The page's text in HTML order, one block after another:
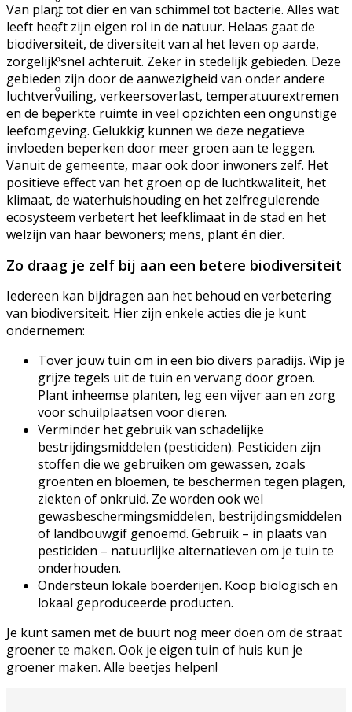
Excursie aanvragen
Lid worden en meedoen?
Meldpunt Natuur
Route naar 't Wikveld
Empel
Route naar BBS Nieuw
Zuid
Uw privacy
Van plant tot dier en van schimmel tot bacterie. Alles wat
leeft heeft zijn eigen rol in de natuur. Helaas gaat de
biodiversiteit, de diversiteit van al het leven op aarde,
zorgelijk snel achteruit. Zeker in stedelijk gebieden. Deze
gebieden zijn door de aanwezigheid van onder andere
luchtvervuiling, verkeersoverlast, temperatuurextremen
en de beperkte ruimte in veel opzichten een ongunstige
leefomgeving. Gelukkig kunnen we deze negatieve
invloeden beperken door meer groen aan te leggen.
Vanuit de gemeente, maar ook door inwoners zelf. Het
positieve effect van het groen op de luchtkwaliteit, het
klimaat, de waterhuishouding en het zelfregulerende
ecosysteem verbetert het leefklimaat in de stad en het
welzijn van haar bewoners; mens, plant én dier.
Zo draag je zelf bij aan een betere biodiversiteit
Iedereen kan bijdragen aan het behoud en verbetering
van biodiversiteit. Hier zijn enkele acties die je kunt
ondernemen:
Tover jouw tuin om in een bio divers paradijs. Wip je
grijze tegels uit de tuin en vervang door groen.
Plant inheemse planten, leg een vijver aan en zorg
voor schuilplaatsen voor dieren.
Verminder het gebruik van schadelijke
bestrijdingsmiddelen (pesticiden). Pesticiden zijn
stoffen die we gebruiken om gewassen, zoals
groenten en bloemen, te beschermen tegen plagen,
ziekten of onkruid. Ze worden ook wel
gewasbeschermingsmiddelen, bestrijdingsmiddelen
of landbouwgif genoemd. Gebruik – in plaats van
pesticiden – natuurlijke alternatieven om je tuin te
onderhouden.
Ondersteun lokale boerderijen. Koop biologisch en
lokaal geproduceerde producten.
Je kunt samen met de buurt nog meer doen om de straat
groener te maken. Ook je eigen tuin of huis kun je
groener maken. Alle beetjes helpen!